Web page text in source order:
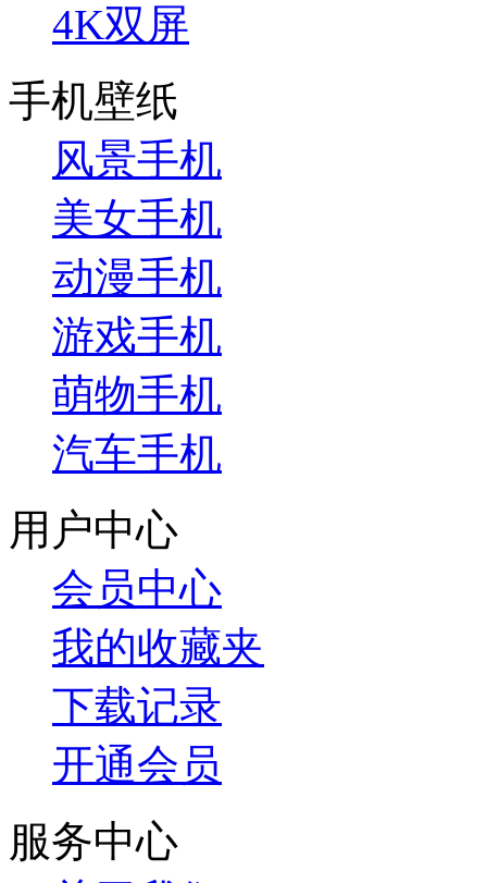
4K双屏
手机壁纸
风景手机
美女手机
动漫手机
游戏手机
萌物手机
汽车手机
用户中心
会员中心
我的收藏夹
下载记录
开通会员
服务中心